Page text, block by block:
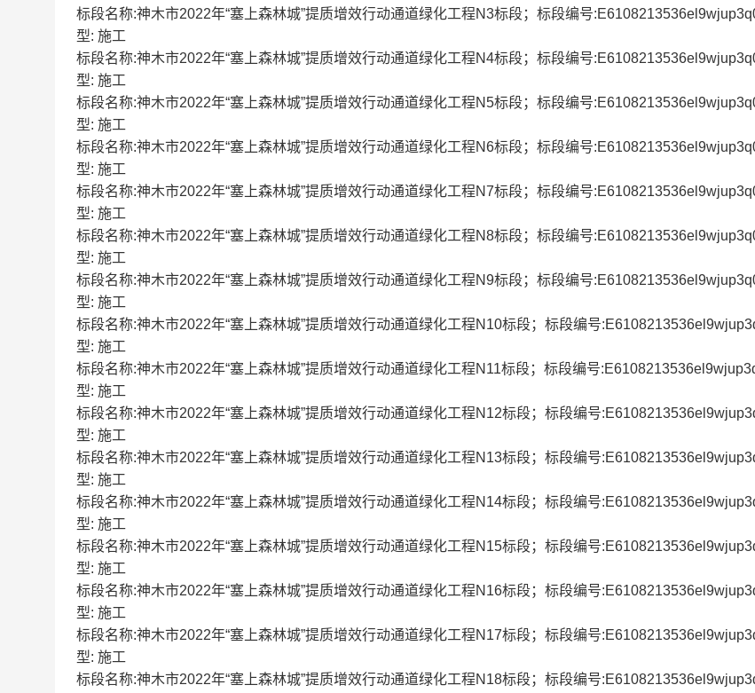
标段名称:神木市2022年“塞上森林城”提质增效行动通道绿化工程N3标段；标段编号
型: 施工
标段名称:神木市2022年“塞上森林城”提质增效行动通道绿化工程N4标段；标段编号
型: 施工
标段名称:神木市2022年“塞上森林城”提质增效行动通道绿化工程N5标段；标段编号
型: 施工
标段名称:神木市2022年“塞上森林城”提质增效行动通道绿化工程N6标段；标段编号
型: 施工
标段名称:神木市2022年“塞上森林城”提质增效行动通道绿化工程N7标段；标段编号
型: 施工
标段名称:神木市2022年“塞上森林城”提质增效行动通道绿化工程N8标段；标段编号
型: 施工
标段名称:神木市2022年“塞上森林城”提质增效行动通道绿化工程N9标段；标段编号
型: 施工
标段名称:神木市2022年“塞上森林城”提质增效行动通道绿化工程N10标段；标段编号
型: 施工
标段名称:神木市2022年“塞上森林城”提质增效行动通道绿化工程N11标段；标段编号
型: 施工
标段名称:神木市2022年“塞上森林城”提质增效行动通道绿化工程N12标段；标段编号
型: 施工
标段名称:神木市2022年“塞上森林城”提质增效行动通道绿化工程N13标段；标段编号
型: 施工
标段名称:神木市2022年“塞上森林城”提质增效行动通道绿化工程N14标段；标段编号
型: 施工
标段名称:神木市2022年“塞上森林城”提质增效行动通道绿化工程N15标段；标段编号
型: 施工
标段名称:神木市2022年“塞上森林城”提质增效行动通道绿化工程N16标段；标段编号
型: 施工
标段名称:神木市2022年“塞上森林城”提质增效行动通道绿化工程N17标段；标段编号
型: 施工
标段名称:神木市2022年“塞上森林城”提质增效行动通道绿化工程N18标段；标段编号